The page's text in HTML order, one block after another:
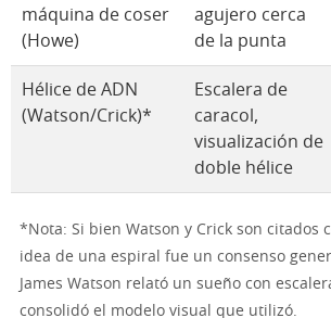
máquina de coser
(Howe)
agujero cerca
de la punta
Hélice de ADN
(Watson/Crick)*
Escalera de
caracol,
visualización de
doble hélice
*Nota: Si bien Watson y Crick son citados
idea de una espiral fue un consenso
James Watson relató un sueño con
consolidó el modelo visual que utilizó.